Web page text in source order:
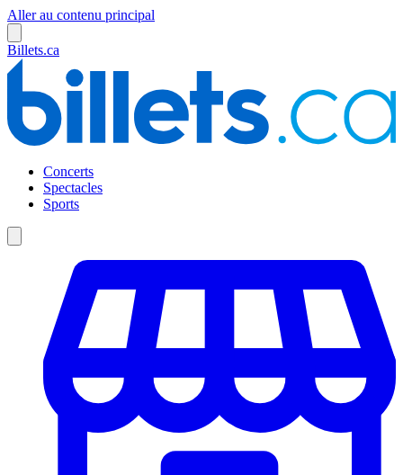
Aller au contenu principal
Billets.ca
Concerts
Spectacles
Sports